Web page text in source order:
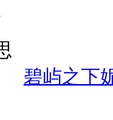
碧屿之下